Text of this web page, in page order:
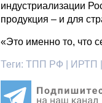
индустриализации
продукция – и для
«Это именно то, что
Теги:ТПП РФ | ИРТП |